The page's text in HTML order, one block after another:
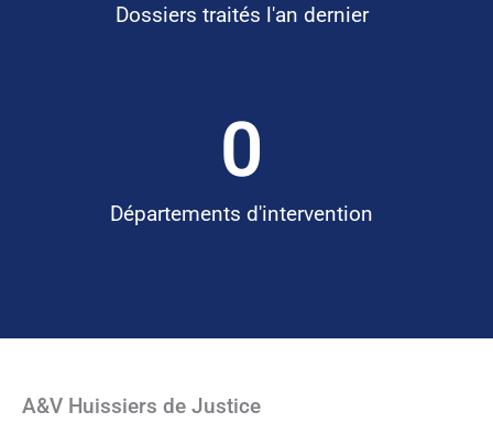
Dossiers traités l'an dernier
Départements d'intervention
0
A&V Huissiers de Justice